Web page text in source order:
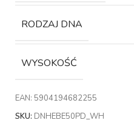
RODZAJ DNA
WYSOKOŚĆ
EAN: 5904194682255
SKU: DNHEBE50PD_WH